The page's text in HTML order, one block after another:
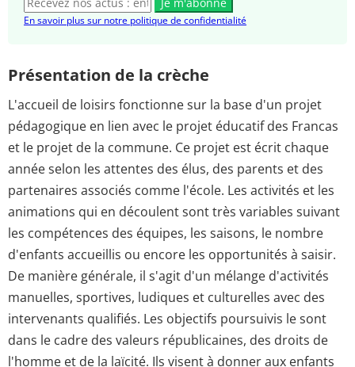
Je m'abonne
En savoir plus sur notre politique de confidentialité
Présentation de la crèche
L'accueil de loisirs fonctionne sur la base d'un projet
pédagogique en lien avec le projet éducatif des Francas
et le projet de la commune. Ce projet est écrit chaque
année selon les attentes des élus, des parents et des
partenaires associés comme l'école. Les activités et les
animations qui en découlent sont très variables suivant
les compétences des équipes, les saisons, le nombre
d'enfants accueillis ou encore les opportunités à saisir.
De manière générale, il s'agit d'un mélange d'activités
manuelles, sportives, ludiques et culturelles avec des
intervenants qualifiés. Les objectifs poursuivis le sont
dans le cadre des valeurs républicaines, des droits de
l'homme et de la laïcité. Ils visent à donner aux enfants